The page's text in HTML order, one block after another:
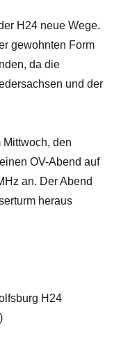
H24 neue Wege.
gewohnten Form
da die
und der
den
OV-Abend auf
an. Der Abend
heraus
H24